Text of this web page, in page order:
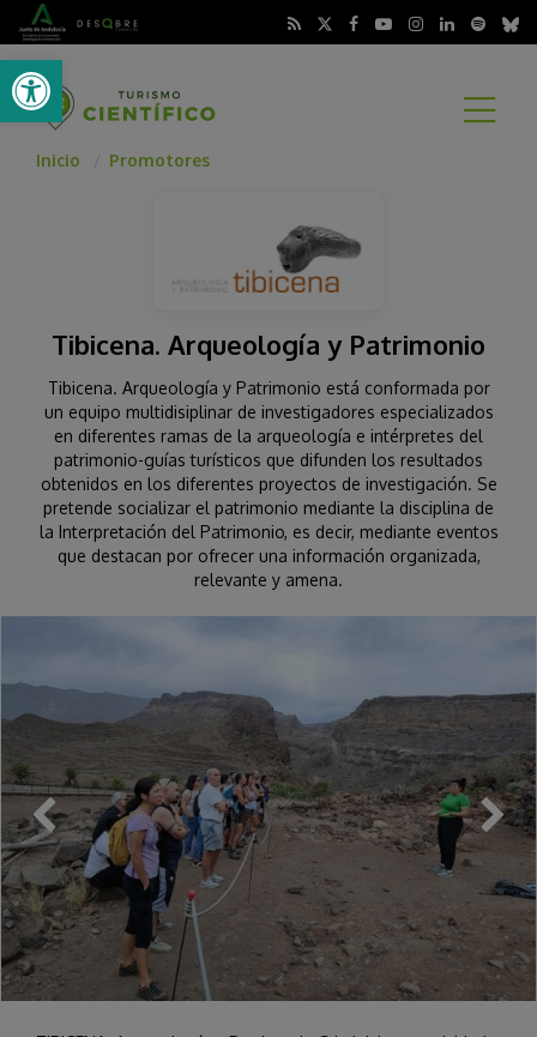
Abrir barra de herramientas
Inicio Promotores
Tibicena. Arqueología y Patrimonio
Tibicena. Arqueología y Patrimonio está conformada por
un equipo multidisiplinar de investigadores especializados
en diferentes ramas de la arqueología e intérpretes del
patrimonio-guías turísticos que difunden los resultados
obtenidos en los diferentes proyectos de investigación. Se
pretende socializar el patrimonio mediante la disciplina de
la Interpretación del Patrimonio, es decir, mediante eventos
que destacan por ofrecer una información organizada,
relevante y amena.